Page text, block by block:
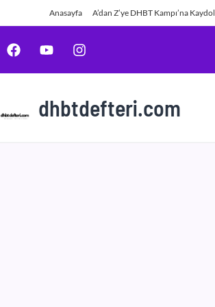
Anasayfa A’dan Z’ye DHBT Kampı’na Kaydol
dhbtdefteri.com